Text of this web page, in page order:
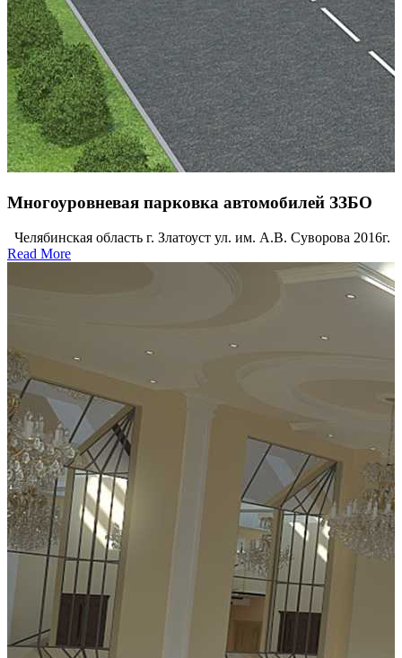
Многоуровневая парковка автомобилей ЗЗБО
Челябинская область г. Златоуст ул. им. А.В. Суворова 2016г.
Read More